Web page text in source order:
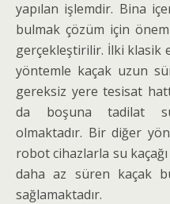
yapılan işlemdir. Bina
bulmak çözüm için
gerçekleştirilir. İlki klasik
yöntemle kaçak uzun
gereksiz yere tesisat
da boşuna tadilat
olmaktadır. Bir diğer
robot cihazlarla su
daha az süren kaçak
sağlamaktadır.